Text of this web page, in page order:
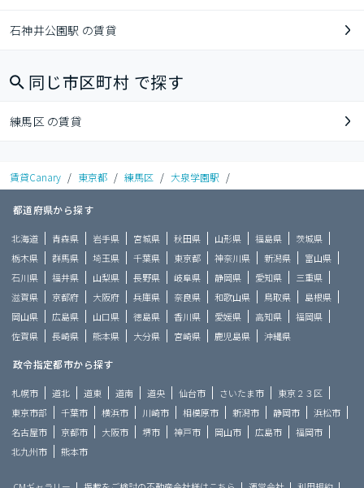
石神井公園駅 の賃貸
同じ市区町村 で探す
練馬区 の賃貸
賃貸Canary / 東京都 / 練馬区 / 大泉学園駅 /
都道府県から探す
北海道 青森県 岩手県 宮城県 秋田県 山形県 福島県
茨城県
栃木県
群馬県 埼玉県 千葉県 東京都 神奈川県 新潟県
富山県
石川県
福井県 山梨県 長野県 岐阜県 静岡県 愛知県
三重県
滋賀県
京都府 大阪府 兵庫県 奈良県 和歌山県 鳥取県
島根県
岡山県
広島県 山口県 徳島県 香川県 愛媛県 高知県
福岡県
佐賀県
長崎県 熊本県 大分県 宮崎県 鹿児島県 沖縄県
政令指定都市から探す
札幌市 道北 道東 道南 道央 仙台市 さいたま市
東京２３区
東京市部
千葉市 横浜市 川崎市 相模原市 新潟市 静岡市
浜松市
名古屋市
京都市 大阪市 堺市 神戸市 岡山市 広島市
福岡市
北九州市
熊本市